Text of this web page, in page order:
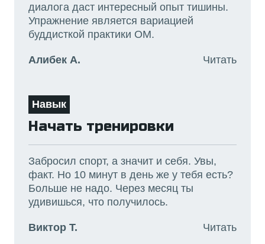
диалога даст интересный опыт тишины.
Упражнение является вариацией
буддисткой практики ОМ.
Алибек А. Читать
Навык
Начать тренировки
Забросил спорт, а значит и себя. Увы,
факт. Но 10 минут в день же у тебя есть?
Больше не надо. Через месяц ты
удивишься, что получилось.
Виктор Т. Читать